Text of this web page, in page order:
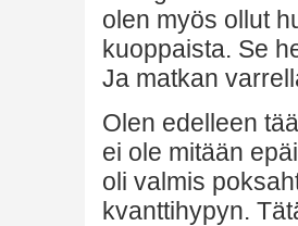
olen myös ollut
kuoppaista. Se
Ja matkan
Olen edelleen
ei ole mitään
oli valmis
kvanttihypyn.